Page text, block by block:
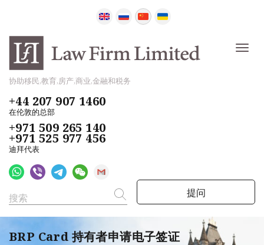
协助移民,教育,房产,商业,金融和税务
+44 207 907 1460
在伦敦的总部
+971 509 265 140
+971 525 977 456
迪拜代表
提问
BRP Card 持有者申请电子签证